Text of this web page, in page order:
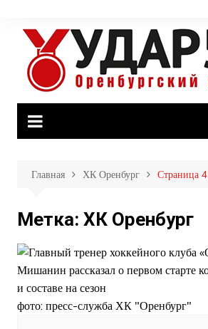
содержимому
Главная ХК Оренбург Страница 4
Метка: ХК Оренбург
фото: пресс-служба ХК "Оренбург"